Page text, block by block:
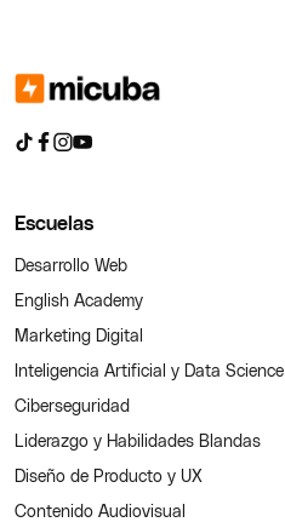
Escuelas
Desarrollo Web
English Academy
Marketing Digital
Inteligencia Artificial y Data Science
Ciberseguridad
Liderazgo y Habilidades Blandas
Diseño de Producto y UX
Contenido Audiovisual